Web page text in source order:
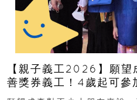
【親子義工2026】願
善獎券義工！4歲起可參
新界